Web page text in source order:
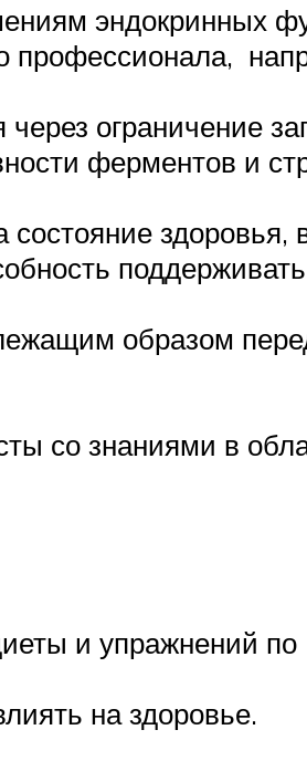
эндокринных
профессионала,
ограничение
ферментов и
здоровья,
поддерживать
образом
со знаниями в
и упражнений по
на здоровье.